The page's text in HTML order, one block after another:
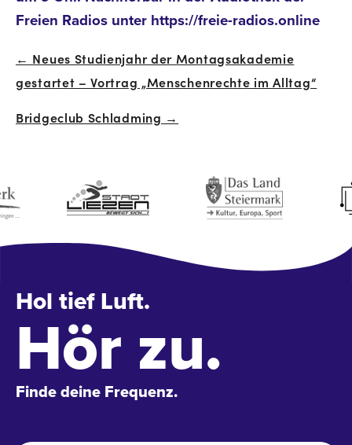
Freien Radios unter https://freie-radios.online
Beitrags-
← Neues Studienjahr der Montagsakademie
gestartet – Vortrag „Menschenrechte im Alltag“
Bridgeclub Schladming →
Hol tief Luft.
Hör zu.
Finde deine Frequenz.